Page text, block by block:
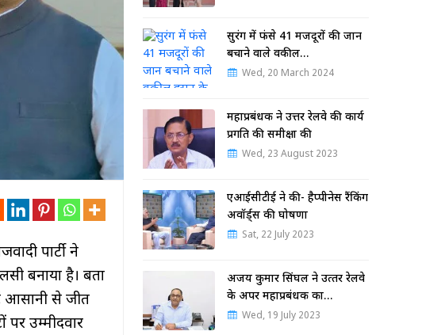
पार्टी ने
बनाया है। बता
आसानी से जीत
उम्मीदवार
सुरंग में फंसे 41 मजदूरों की जान
बचाने वाले वकील…
Wed, 20 March 2024
महाप्रबंधक ने उत्तर रेलवे की कार्य
प्रगति की समीक्षा की
Wed, 23 August 2023
एआईसीटीई ने की- हैप्पीनेस रैंकिंग
अवॉर्ड्स की घोषणा
Sat, 22 July 2023
अजय कुमार सिंघल ने उत्‍तर रेलवे
के अपर महाप्रबंधक का…
Wed, 19 July 2023